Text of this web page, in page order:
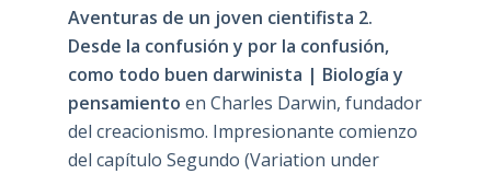
Aventuras de un joven cientifista 2.
Desde la confusión y por la confusión,
como todo buen darwinista | Biología y
pensamiento en Charles Darwin, fundador
del creacionismo. Impresionante comienzo
del capítulo Segundo (Variation under